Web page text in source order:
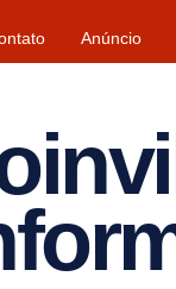
Anúncio